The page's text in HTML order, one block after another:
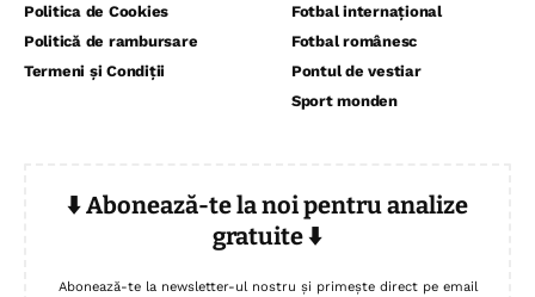
Politica de Cookies
Politică de rambursare
Termeni și Condiții
Fotbal internațional
Fotbal românesc
Pontul de vestiar
Sport monden
⬇️ Abonează-te la noi pentru analize
gratuite ⬇️
Abonează-te la newsletter-ul nostru și primește direct pe email